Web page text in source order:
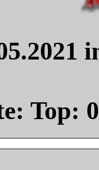
Top: 0